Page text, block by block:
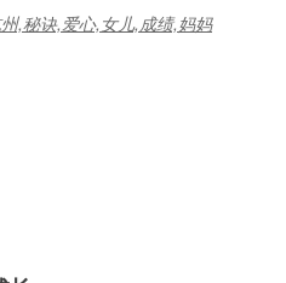
,秘诀,爱心,女儿,成绩,妈妈